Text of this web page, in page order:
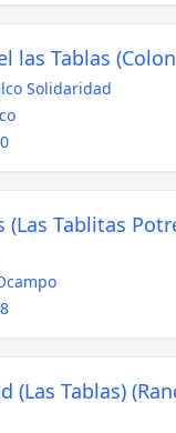
las Tablas
Solidaridad
(Las Tablitas
(Las Tablas)